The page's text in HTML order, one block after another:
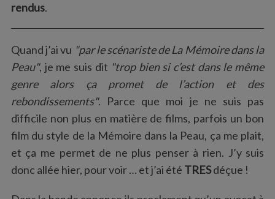
rendus.
Quand j’ai vu "par le scénariste de La Mémoire dans la
Peau", je me suis dit "trop bien si c’est dans le même
genre alors ça promet de l’action et des
rebondissements". Parce que moi je ne suis pas
difficile non plus en matière de films, parfois un bon
film du style de la Mémoire dans la Peau, ça me plait,
et ça me permet de ne plus penser à rien. J’y suis
donc allée hier, pour voir … et j’ai été TRESdéçue !